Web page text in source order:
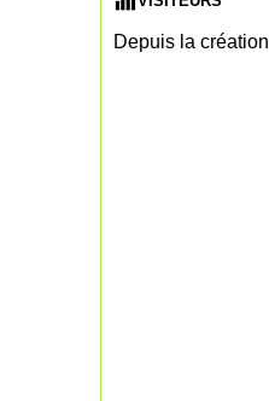
Depuis la création